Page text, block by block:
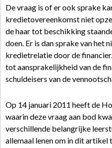
De vraag is of er ook sprake
kredietovereenkomst niet
de haar tot beschikking
doen. Er is dan sprake van het
kredietrelatie door de
tot aansprakelijkheid van de
schuldeisers van de
Op 14 januari 2011 heeft de
waarin deze vraag aan bod
verschillende belangrijke
allemaal lenen om in dit artikel